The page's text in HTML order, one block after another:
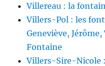
Villereau : la
Villers-Pol : les
Geneviève,
Fontaine
Villers-Sire-Nicole